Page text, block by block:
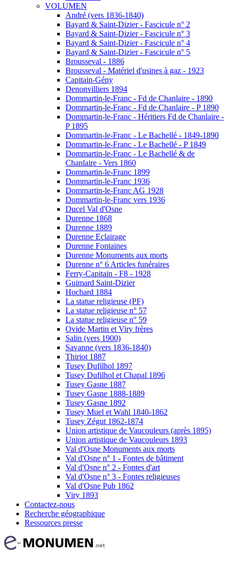
VOLUMEN
André (vers 1836-1840)
Bayard & Saint-Dizier - Fascicule n° 2
Bayard & Saint-Dizier - Fascicule n° 3
Bayard & Saint-Dizier - Fascicule n° 4
Bayard & Saint-Dizier - Fascicule n° 5
Brousseval - 1886
Brousseval - Matériel d'usines à gaz - 1923
Capitain-Gény
Denonvilliers 1894
Dommartin-le-Franc - Fd de Chanlaire - 1890
Dommartin-le-Franc - Fd de Chanlaire - P 1890
Dommartin-le-Franc - Héritiers Fd de Chanlaire -
P 1895
Dommartin-le-Franc - Le Bachellé - 1849-1890
Dommartin-le-Franc - Le Bachellé - P 1849
Dommartin-le-Franc - Le Bachellé & de
Chanlaire - Vers 1860
Dommartin-le-Franc 1899
Dommartin-le-Franc 1936
Dommartin-le-Franc AG 1928
Dommartin-le-Franc vers 1936
Ducel Val d'Osne
Durenne 1868
Durenne 1889
Durenne Eclairage
Durenne Fontaines
Durenne Monuments aux morts
Durenne n° 6 Articles funéraires
Ferry-Capitain - F8 - 1928
Guimard Saint-Dizier
Hochard 1884
La statue religieuse (PF)
La statue religieuse n° 57
La statue religieuse n° 59
Ovide Martin et Viry frères
Salin (vers 1900)
Savanne (vers 1836-1840)
Thiriot 1887
Tusey Dufilhol 1897
Tusey Dufilhol et Chapal 1896
Tusey Gasne 1887
Tusey Gasne 1888-1889
Tusey Gasne 1892
Tusey Muel et Wahl 1840-1862
Tusey Zégut 1862-1874
Union artistique de Vaucouleurs (après 1895)
Union artistique de Vaucouleurs 1893
Val d'Osne Monuments aux morts
Val d'Osne n° 1 - Fontes de bâtiment
Val d'Osne n° 2 - Fontes d'art
Val d'Osne n° 3 - Fontes religieuses
Val d'Osne Pub 1862
Viry 1893
Contactez-nous
Recherche géographique
Ressources presse